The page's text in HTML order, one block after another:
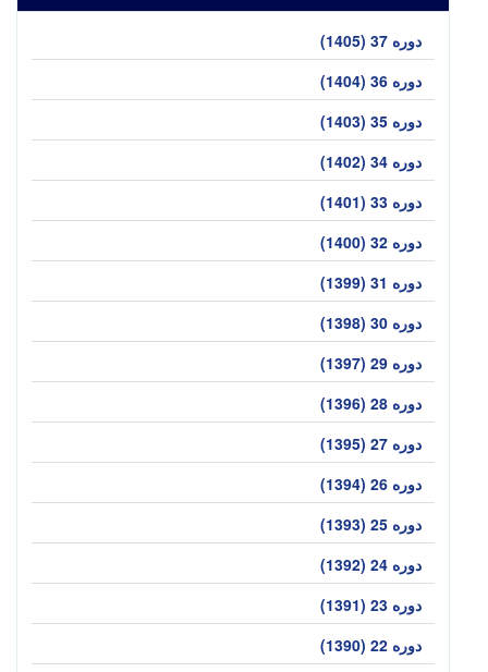
دوره 37 (1405)
دوره 36 (1404)
دوره 35 (1403)
دوره 34 (1402)
دوره 33 (1401)
دوره 32 (1400)
دوره 31 (1399)
دوره 30 (1398)
دوره 29 (1397)
دوره 28 (1396)
دوره 27 (1395)
دوره 26 (1394)
دوره 25 (1393)
دوره 24 (1392)
دوره 23 (1391)
دوره 22 (1390)